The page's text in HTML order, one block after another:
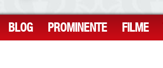
BLOG PROMINENTE FILME